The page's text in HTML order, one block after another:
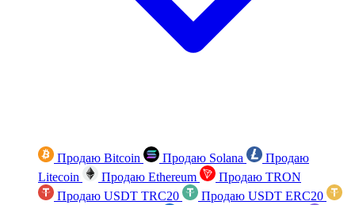
Продаю Bitcoin Продаю Solana
Продаю
Litecoin
Продаю Ethereum
Продаю TRON
Продаю USDT TRC20
Продаю USDT ERC20